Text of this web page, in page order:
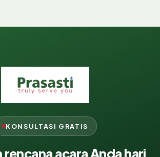
KONSULTASI GRATIS
acara Anda hari